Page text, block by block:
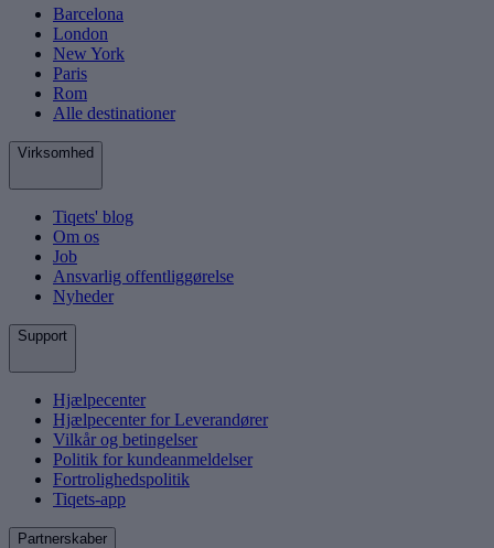
Barcelona
London
New York
Paris
Rom
Alle destinationer
Virksomhed
Tiqets' blog
Om os
Job
Ansvarlig offentliggørelse
Nyheder
Support
Hjælpecenter
Hjælpecenter for Leverandører
Vilkår og betingelser
Politik for kundeanmeldelser
Fortrolighedspolitik
Tiqets-app
Partnerskaber